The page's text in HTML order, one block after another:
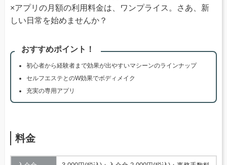
×アプリの月額の利用料金は、ワンプライス。さあ、新
しい日常を始めませんか？
おすすめポイント！
初心者から経験者まで効果が出やすいマシーンのラインナップ
セルフエステとのW効果でボディメイク
充実の専用アプリ
料金